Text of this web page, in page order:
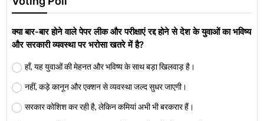
क्या बार-बार होने वाले पेपर लीक और परीक्षाएं रद्द होने से देश के युवाओं का भविष्य
और सरकारी व्यवस्था पर भरोसा खतरे में है?
हाँ, यह युवाओं की मेहनत और भविष्य के साथ बड़ा खिलवाड़ है।
नहीं, कड़े कानून और एक्शन से व्यवस्था जल्द सुधर जाएगी।
सरकार कोशिश कर रही है, लेकिन कमियां अभी भी बरकरार हैं।